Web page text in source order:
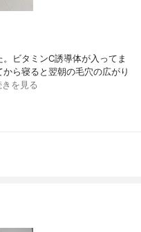
ビタミンC誘導体が入ってま
ら寝ると翌朝の毛穴の広がり
きを見る